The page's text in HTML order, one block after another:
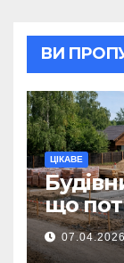
ВИ
ЦІКАВЕ
що